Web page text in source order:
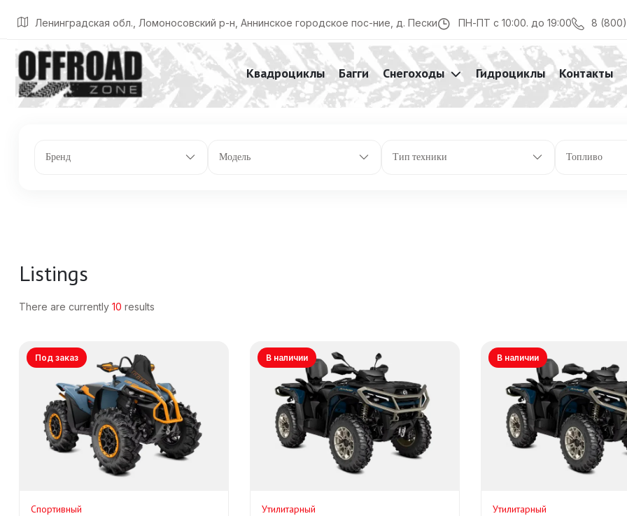
Ленинградская обл., Ломоносовский р-н, Аннинское городское пос-ние, д. Пески ПН-ПТ с 10:00. до 19:00 8
Квадроциклы Багги Снегоходы Гидроциклы Контакты
Главная Listings Передняя подвеска: двойные изогнутые А-образные рычаги со стабилизатором поперечной устойчивости
Бренд Модель Тип техники Топливо
Listings
There are currently 10 results
Под заказ
Спортивный
В наличии
Утилитарный
В наличии
Утилитарный